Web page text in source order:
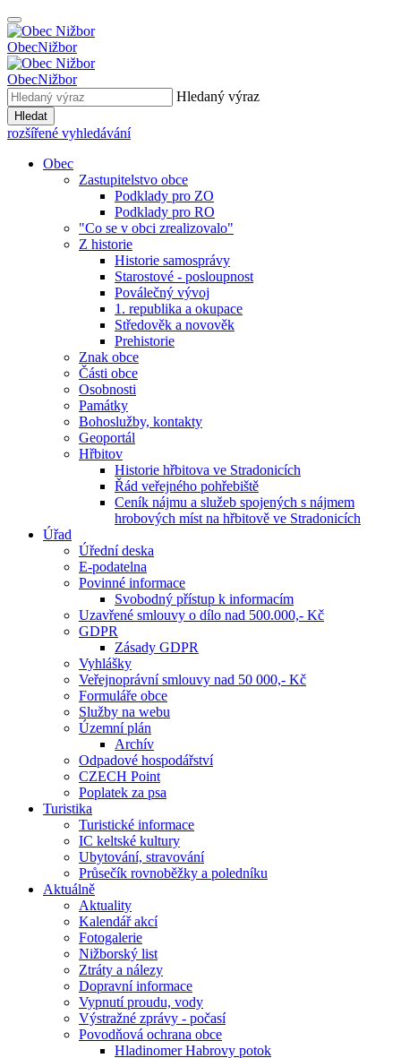
ObecNižbor
ObecNižbor
Hledaný výraz
Hledat
rozšířené vyhledávání
Obec
Zastupitelstvo obce
Podklady pro ZO
Podklady pro RO
"Co se v obci zrealizovalo"
Z historie
Historie samosprávy
Starostové - posloupnost
Poválečný vývoj
1. republika a okupace
Středověk a novověk
Prehistorie
Znak obce
Části obce
Osobnosti
Památky
Bohoslužby, kontakty
Geoportál
Hřbitov
Historie hřbitova ve Stradonicích
Řád veřejného pohřebiště
Ceník nájmu a služeb spojených s nájmem
hrobových míst na hřbitově ve Stradonicích
Úřad
Úřední deska
E-podatelna
Povinné informace
Svobodný přístup k informacím
Uzavřené smlouvy o dílo nad 500.000,- Kč
GDPR
Zásady GDPR
Vyhlášky
Veřejnoprávní smlouvy nad 50 000,- Kč
Formuláře obce
Služby na webu
Územní plán
Archív
Odpadové hospodářství
CZECH Point
Poplatek za psa
Turistika
Turistické informace
IC keltské kultury
Ubytování, stravování
Průsečík rovnoběžky a poledníku
Aktuálně
Aktuality
Kalendář akcí
Fotogalerie
Nižborský list
Ztráty a nálezy
Dopravní informace
Vypnutí proudu, vody
Výstražné zprávy - počasí
Povodňová ochrana obce
Hladinomer Habrovy potok